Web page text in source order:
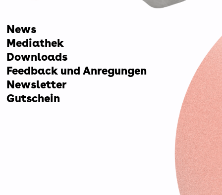
News
Mediathek
Downloads
Feedback und Anregungen
Newsletter
Gutschein